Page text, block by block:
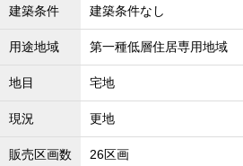
建築条件 建築条件なし
用途地域 第一種低層住居専用地域
地目 宅地
現況 更地
販売区画数 26区画